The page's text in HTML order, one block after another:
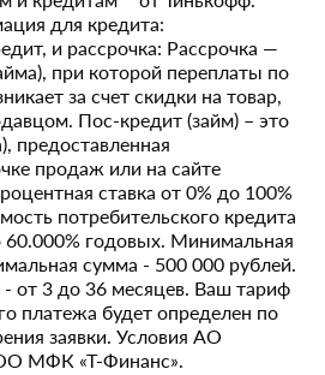
для кредита:
и рассрочка: Рассрочка —
при которой переплаты по
за счет скидки на товар,
Пос-кредит (займ) – это
предоставленная
продаж или на сайте
ставка от 0% до 100%
потребительского кредита
60.000% годовых. Минимальная
сумма - 500 000 рублей.
- от 3 до 36 месяцев. Ваш тариф
платежа будет определен по
заявки. Условия АО
МФК «Т-Финанс».